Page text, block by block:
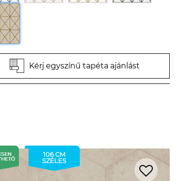
Kérj egyszínű tapéta ajánlást
106 CM
SZÉLES